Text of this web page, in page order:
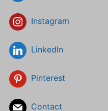
Instagram
LinkedIn
Pinterest
Contact